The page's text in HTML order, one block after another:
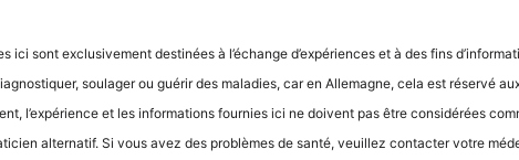
ici sont exclu­si­ve­ment desti­nées à l’é­ch­an­ge d’expé­ri­en­ces et à des fins
sou­la­ger ou guérir des mala­dies, car en Alle­ma­gne, cela est réser­vé
l’expérience et les infor­ma­ti­ons four­nies ici ne doi­vent pas être con­sidé­rées
alter­na­tif. Si vous avez des pro­blè­mes de san­té, veuil­lez cont­ac­ter vot­re